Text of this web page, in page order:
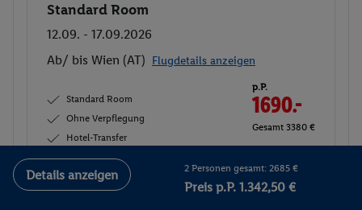
Buchen
Standard Room
12.09. - 17.09.2026
Ab/ bis Wien (AT) Flugdetails anzeigen
Standard Room
Ohne Verpflegung
Hotel-Transfer
p.P.
1690.-
Gesamt 3380 €
Veranstalter:DERTOUR Deutschland
GmbH
Details anzeigen 2 Personen gesamt: 2685 €
Preis p.P. 1.342,50 €